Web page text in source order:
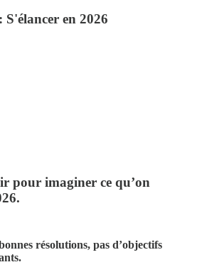
en 2026
pour imaginer ce qu’on
résolutions, pas d’objectifs